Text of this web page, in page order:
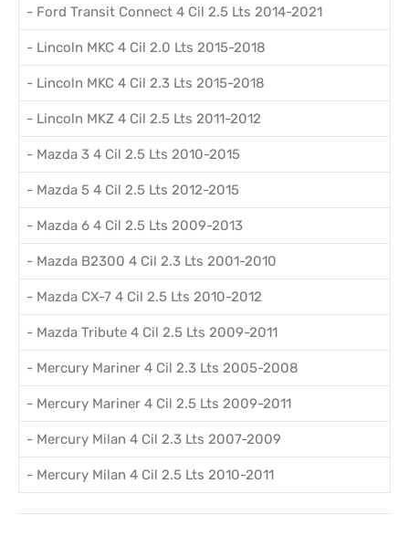
- Ford Transit Connect 4 Cil 2.5 Lts 2014-2021
- Lincoln MKC 4 Cil 2.0 Lts 2015-2018
- Lincoln MKC 4 Cil 2.3 Lts 2015-2018
- Lincoln MKZ 4 Cil 2.5 Lts 2011-2012
- Mazda 3 4 Cil 2.5 Lts 2010-2015
- Mazda 5 4 Cil 2.5 Lts 2012-2015
- Mazda 6 4 Cil 2.5 Lts 2009-2013
- Mazda B2300 4 Cil 2.3 Lts 2001-2010
- Mazda CX-7 4 Cil 2.5 Lts 2010-2012
- Mazda Tribute 4 Cil 2.5 Lts 2009-2011
- Mercury Mariner 4 Cil 2.3 Lts 2005-2008
- Mercury Mariner 4 Cil 2.5 Lts 2009-2011
- Mercury Milan 4 Cil 2.3 Lts 2007-2009
- Mercury Milan 4 Cil 2.5 Lts 2010-2011